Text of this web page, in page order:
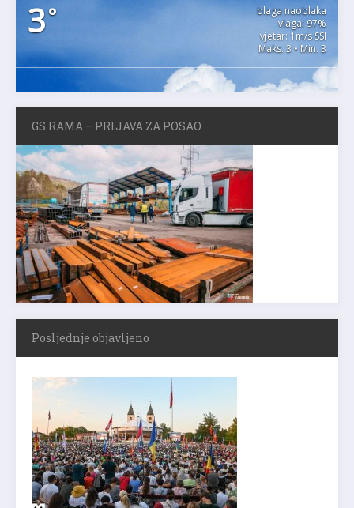
3°
blaga naoblaka
vlaga: 97%
vjetar: 1m/s SSI
Maks. 3 • Min. 3
GS RAMA – PRIJAVA ZA POSAO
Posljednje objavljeno